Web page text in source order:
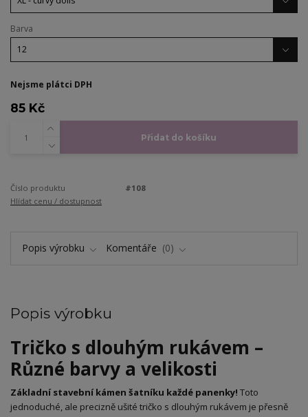
Barva
Nejsme plátci DPH
85 Kč
Přidat do košíku
Číslo produktu
#108
Hlídat cenu / dostupnost
Popis výrobku Komentáře 0
Popis výrobku
Tričko s dlouhým rukávem –
Různé barvy a velikosti
Základní stavební kámen šatníku každé panenky! Toto
jednoduché, ale precizně ušité tričko s dlouhým rukávem je přesně